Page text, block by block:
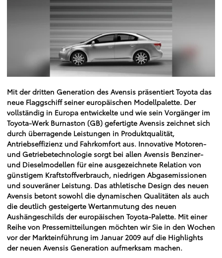
Mit der dritten Generation des Avensis präsentiert Toyota das
neue Flaggschiff seiner europäischen Modellpalette. Der
vollständig in Europa entwickelte und wie sein Vorgänger im
Toyota-Werk Burnaston (GB) gefertigte Avensis zeichnet sich
durch überragende Leistungen in Produktqualität,
Antriebseffizienz und Fahrkomfort aus. Innovative Motoren-
und Getriebetechnologie sorgt bei allen Avensis Benziner-
und Dieselmodellen für eine ausgezeichnete Relation von
günstigem Kraftstoffverbrauch, niedrigen Abgasemissionen
und souveräner Leistung. Das athletische Design des neuen
Avensis betont sowohl die dynamischen Qualitäten als auch
die deutlich gesteigerte Wertanmutung des neuen
Aushängeschilds der europäischen Toyota-Palette. Mit einer
Reihe von Pressemitteilungen möchten wir Sie in den Wochen
vor der Markteinführung im Januar 2009 auf die Highlights
der neuen Avensis Generation aufmerksam machen.